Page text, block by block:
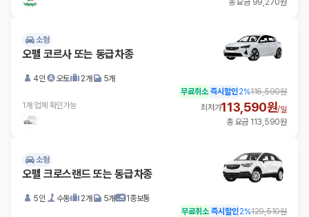
총 요금 99,270원
소형
오펠 코르사 또는 동급차종
4인 오토 2개 5개
1개 업체 확인가능
무료취소 즉시할인2%116,590원
최저가113,590원/일
총 요금 113,590원
소형
오펠 크로스랜드 또는 동급차종
5인 수동 2개 5개 1종보통
무료취소 즉시할인2%129,510원